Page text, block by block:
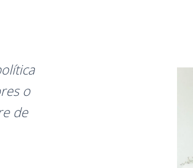
o
de